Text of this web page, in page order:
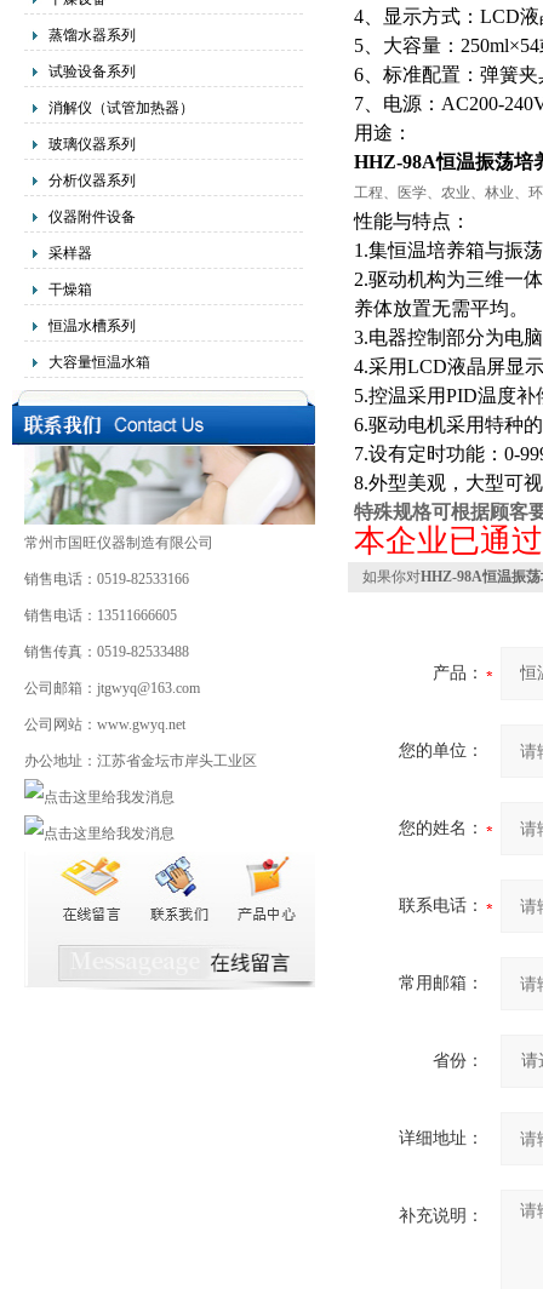
蒸馏水器系列
试验设备系列
消解仪（试管加热器）
玻璃仪器系列
分析仪器系列
仪器附件设备
采样器
干燥箱
恒温水槽系列
大容量恒温水箱
常州市国旺仪器制造有限公司
销售电话：0519-82533166
销售电话：13511666605
销售传真：0519-82533488
公司邮箱：jtgwyq@163.com
公司网站：www.gwyq.net
办公地址：江苏省金坛市岸头工业区
4、显示方式：LCD
5、大容量：
6、标准配置：弹簧
7、电源：AC200-
用途：
HHZ-98A恒温振荡培
工程、医学、农业、林业、
性能与特点：
1.集恒温培养箱与振
2.驱动机构为三维一
养体放置无需平均。
3.电器控制部分为电
4.采用LCD液晶屏显
5.控温采用PID温度
6.驱动电机采用特种
7.设有定时功能：0-
8.外型美观，大型可
特殊规格可根据顾客
本企业已通
如果你对HHZ-98A恒温振
产品：
您的单位：
您的姓名：
联系电话：
常用邮箱：
省份：
详细地址：
补充说明：